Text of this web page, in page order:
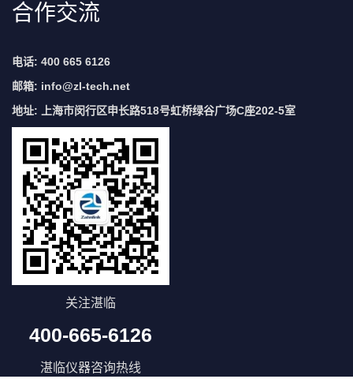
合作交流
电话: 400 665 6126
邮箱: info@zl-tech.net
地址: 上海市闵行区申长路518号虹桥绿谷广场C座202-5室
关注湛临
400-665-6126
湛临仪器咨询热线